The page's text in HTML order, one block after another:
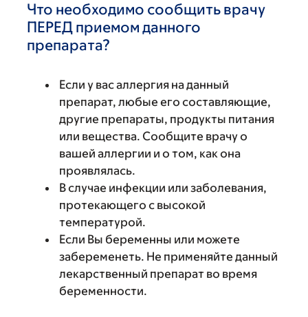
Что необходимо сообщить врачу
ПЕРЕД приемом данного
препарата?
Если у вас аллергия на данный
препарат, любые его составляющие,
другие препараты, продукты питания
или вещества. Сообщите врачу о
вашей аллергии и о том, как она
проявлялась.
В случае инфекции или заболевания,
протекающего с высокой
температурой.
Если Вы беременны или можете
забеременеть. Не применяйте данный
лекарственный препарат во время
беременности.